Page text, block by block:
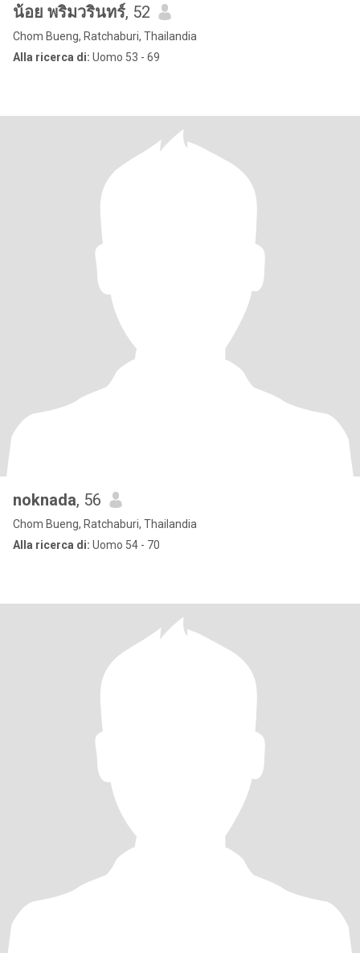
น้อย พริมวรินทร์, 52
Chom Bueng, Ratchaburi, Thailandia
Alla ricerca di: Uomo 53 - 69
noknada, 56
Chom Bueng, Ratchaburi, Thailandia
Alla ricerca di: Uomo 54 - 70